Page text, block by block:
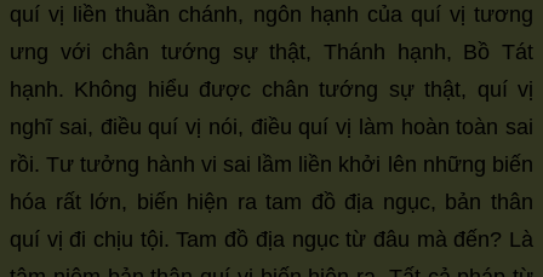
quí vị liền thuần chánh, ngôn hạnh của quí vị tương
ưng với chân tướng sự thật, Thánh hạnh, Bồ Tát
hạnh. Không hiểu được chân tướng sự thật, quí vị
nghĩ sai, điều quí vị nói, điều quí vị làm hoàn toàn sai
rồi. Tư tưởng hành vi sai lầm liền khởi lên những biến
hóa rất lớn, biến hiện ra tam đồ địa ngục, bản thân
quí vị đi chịu tội. Tam đồ địa ngục từ đâu mà đến? Là